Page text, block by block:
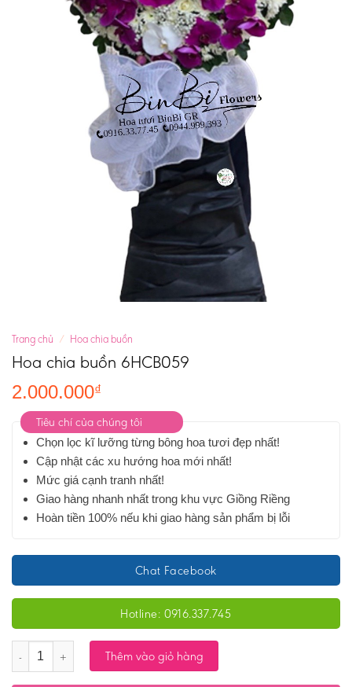
Trang chủ / Hoa chia buồn
Hoa chia buồn 6HCB059
2.000.000₫
Tiêu chí của chúng tôi
Chọn lọc kĩ lưỡng từng bông hoa tươi đẹp nhất!
Cập nhật các xu hướng hoa mới nhất!
Mức giá cạnh tranh nhất!
Giao hàng nhanh nhất trong khu vực Giồng Riềng
Hoàn tiền 100% nếu khi giao hàng sản phẩm bị lỗi
Chat Facebook
Hotline: 0916.337.745
Số lượng Thêm vào giỏ hàng